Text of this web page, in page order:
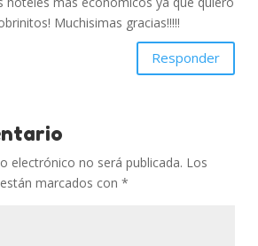
Muchisimas gracias!!!!!
Responder
electrónico no será publicada. Los
marcados con *